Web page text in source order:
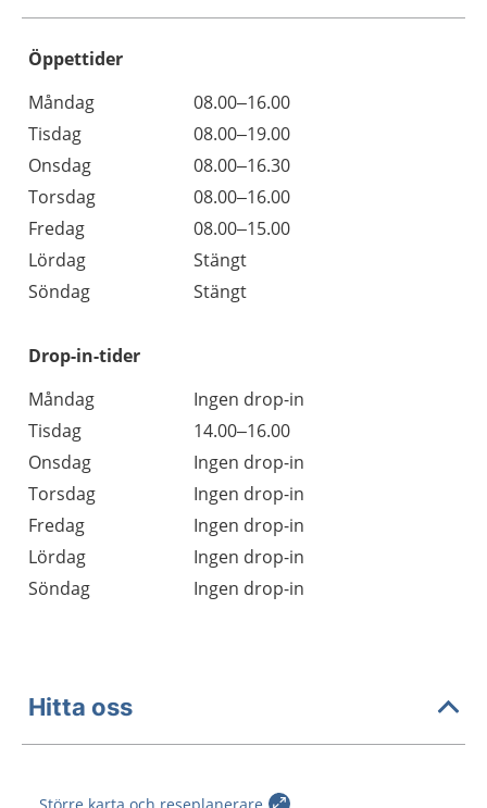
Öppettider
Dag
Öppettider
Kommentarer
Måndag
08.00–16.00
Tisdag
08.00–19.00
Onsdag
08.00–16.30
Torsdag
08.00–16.00
Fredag
08.00–15.00
Lördag
Stängt
Söndag
Stängt
Drop-in-tider
Måndag
Ingen drop-in
Tisdag
14.00–16.00
Onsdag
Ingen drop-in
Torsdag
Ingen drop-in
Fredag
Ingen drop-in
Lördag
Ingen drop-in
Söndag
Ingen drop-in
Hitta oss